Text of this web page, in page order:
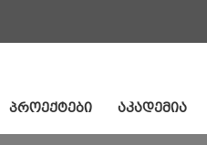
ᲞᲠᲝᲔᲥᲢᲔᲑᲘ ᲐᲙᲐᲓᲔᲛᲘᲐ